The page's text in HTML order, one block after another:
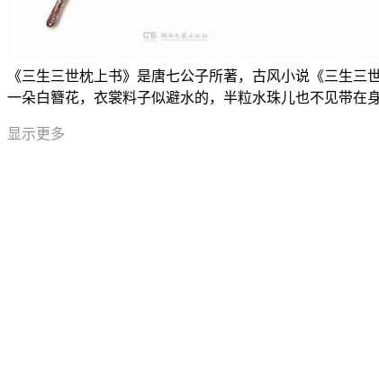
《三生三世枕上书》是唐七公子所著，古风小说《三生
一朵白簪花，衣裳料子似避水的，半粒水珠儿也不见带在
显示更多